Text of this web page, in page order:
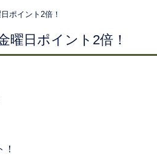
ポイント2倍！
曜日ポイント2倍！